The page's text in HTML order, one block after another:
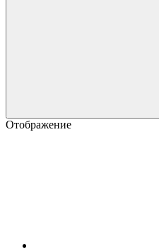
Отображение